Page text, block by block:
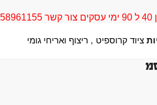
ציוד קרוספיט , ריצוף ואריחי גומי